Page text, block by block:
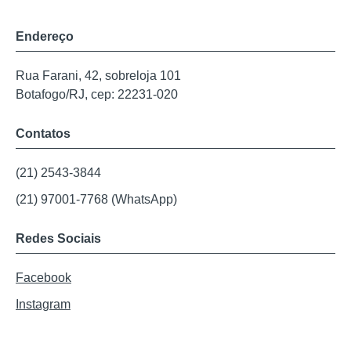
Endereço
Rua Farani, 42, sobreloja 101
Botafogo/RJ, cep: 22231-020
Contatos
(21) 2543-3844
(21) 97001-7768 (WhatsApp)
Redes Sociais
Facebook
Instagram